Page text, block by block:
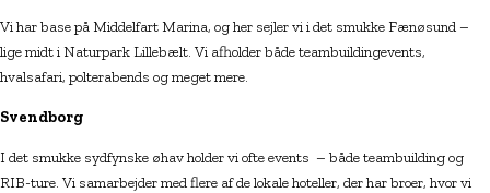
Vi har base på Middelfart Marina, og her sejler vi i det smukke Fænøsund –
lige midt i Naturpark Lillebælt. Vi afholder både teambuildingevents,
hvalsafari, polterabends og meget mere.
Svendborg
I det smukke sydfynske øhav holder vi ofte events – både teambuilding og
RIB-ture. Vi samarbejder med flere af de lokale hoteller, der har broer, hvor vi